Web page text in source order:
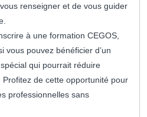
renseigner et de vous guider
à une formation CEGOS,
vous pouvez bénéficier d’un
qui pourrait réduire
de cette opportunité pour
professionnelles sans